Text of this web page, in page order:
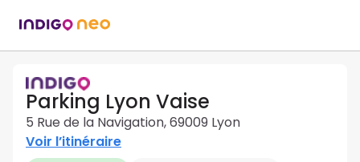
Parking Lyon Vaise
5 Rue de la Navigation, 69009 Lyon
Voir l’itinéraire